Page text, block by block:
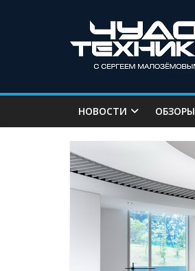
НОВОСТИ ОБЗОРЫ